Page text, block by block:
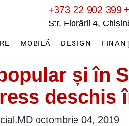
Str. Florării 4,
+373 22 902 399
MOBILĂ DESIGN
și în
deschis
octombrie 04, 2019